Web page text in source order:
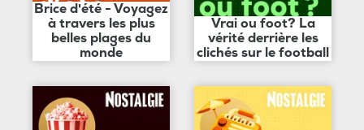
Brice d'été - Voyagez
à travers les plus
belles plages du
monde
Vrai ou foot? La
vérité derrière les
clichés sur le football